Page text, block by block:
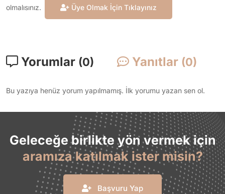
olmalısınız. Üye Olmak İçin Tıklayınız
Yorumlar (0) Yanıtlar (0)
Bu yazıya henüz yorum yapılmamış. İlk yorumu yazan sen ol.
Geleceğe birlikte yön vermek için
aramıza katılmak ister misin?
Başvuru Yap